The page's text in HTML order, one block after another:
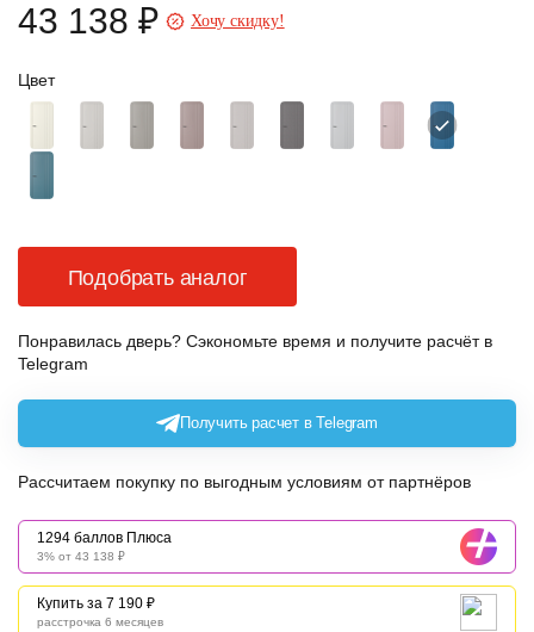
Цвет
43 138 ₽ Хочу скидку!
Подобрать аналог
Понравилась дверь? Сэкономьте время и получите расчёт в
Telegram
Получить расчет в Telegram
Рассчитаем покупку по выгодным условиям от партнёров
1294 баллов Плюса
3% от 43 138 ₽
Купить за 7 190 ₽
расстрочка 6 месяцев